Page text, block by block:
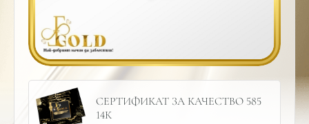
СЕРТИФИКАТ ЗА КАЧЕСТВО 585
14К